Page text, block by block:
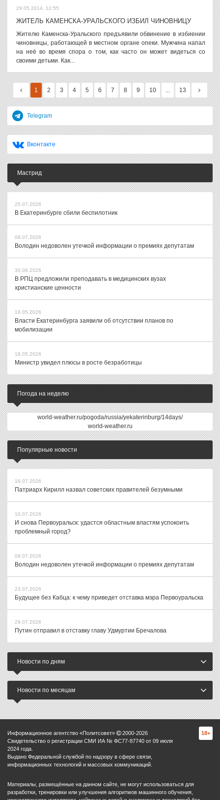
29.05.2014, 12:55
ЖИТЕЛЬ КАМЕНСКА-УРАЛЬСКОГО ИЗБИЛ ЧИНОВНИЦУ
Жителю Каменска-Уральского предъявили обвинение в избиении
чиновницы, работающей в местном органе опеки. Мужчина напал
на неё во время спора о том, как часто он может видеться со
своими детьми. Как...
1 2 3 4 5 6 7 8 9 10 ... 13
Telegram
Вконтакте
Мастрид
25.07.2026
В Екатеринбурге сбили беспилотник
08.07.2026
Володин недоволен утечкой информации о премиях депутатам
30.06.2026
В РПЦ предложили преподавать в медицинских вузах
христианские ценности
19.05.2026
Власти Екатеринбурга заявили об отсутствии планов по
мобилизации
18.05.2026
Министр увидел плюсы в росте безработицы
Погода на неделю
world-weather.ru/pogoda/russia/yekaterinburg/14days/
world-weather.ru
Популярные новости
16.07.2026
Патриарх Кирилл назвал советских правителей безумными
10.07.2026
И снова Первоуральск: удастся областным властям успокоить
проблемный город?
08.07.2026
Володин недоволен утечкой информации о премиях депутатам
23.07.2026
Будущее без Кабца: к чему приведет отставка мэра Первоуральска
29.07.2026
Путин отправил в отставку главу Удмуртии Бречалова
Новости по дням
Новости по месяцам
Информационное агентство «Политсовет» 2000-2026
Свидетельство о регистрации СМИ ИА № ФС77-87740 от 09 июля
2024 года.
Выдано Федеральной службой по надзору в сфере связи,
информационных технологий и массовых коммуникаций.
18+
Материалы, размещённые на данном сайте, не могут использоваться для
разработки, тренировки или улучшения алгоритмов машинного обучения,